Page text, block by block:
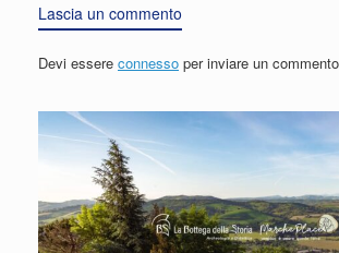
Lascia un commento
Devi essere connesso per inviare un